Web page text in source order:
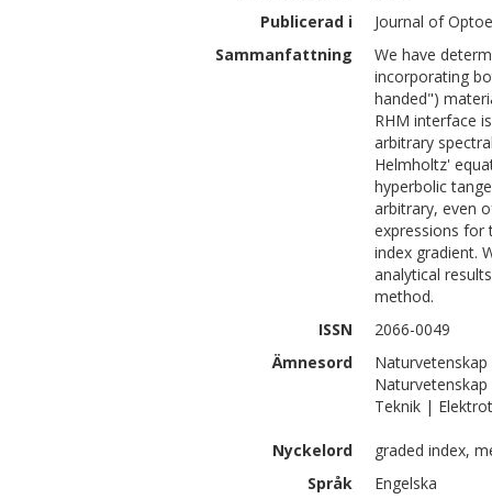
Publicerad i
Journal of
Sammanfattning
We have
incorporating
handed")
RHM interface
arbitrary
Helmholtz'
hyperbolic
arbitrary, even
expressions for
index gradient.
analytical
method.
ISSN
2066-0049
Ämnesord
Teknik |
Nyckelord
graded index,
Språk
Engelska